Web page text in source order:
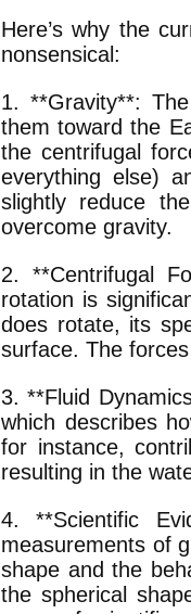
Here’s why the
nonsensical:
1. **Gravity**:
them toward the
the centrifugal
everything else)
slightly reduce
overcome gravity.
2. **Centrifugal
rotation is
does rotate, its
surface. The
3. **Fluid
which describes
for instance,
resulting in the
4. **Scientific
measurements of
shape and the
the spherical